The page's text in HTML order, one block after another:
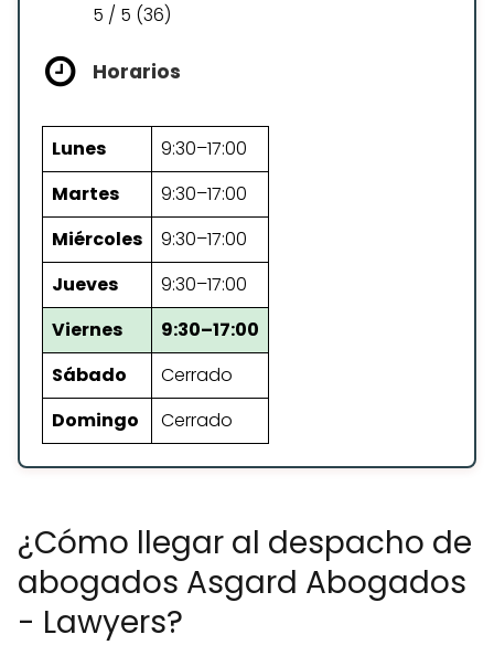
5 / 5 (36)
Horarios
Lunes
9:30–17:00
Martes
9:30–17:00
Miércoles
9:30–17:00
Jueves
9:30–17:00
Viernes
9:30–17:00
Sábado
Cerrado
Domingo
Cerrado
¿Cómo llegar al despacho de
abogados Asgard Abogados
- Lawyers?